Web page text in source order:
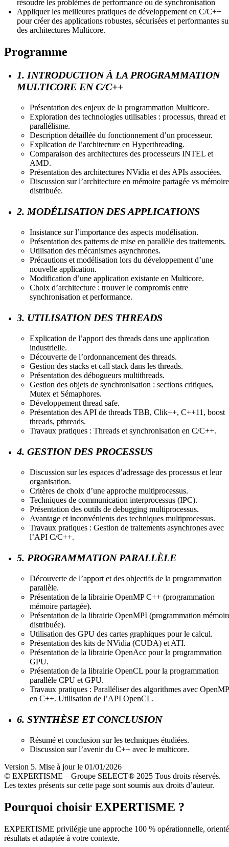
résoudre les problèmes de performance ou de synchronisation
Appliquer les meilleures pratiques de développement en C/C++
pour créer des applications robustes, sécurisées et performantes
des architectures Multicore.
Programme
1. INTRODUCTION À LA PROGRAMMATION
MULTICORE EN C/C++
Présentation des enjeux de la programmation Multicore.
Exploration des technologies utilisables : processus, thread et
parallélisme.
Description détaillée du fonctionnement d’un processeur.
Explication de l’architecture en Hyperthreading.
Comparaison des architectures des processeurs INTEL et
AMD.
Présentation des architectures NVidia et des APIs associées.
Discussion sur l’architecture en mémoire partagée vs mémoire
distribuée.
2. MODÉLISATION DES APPLICATIONS
Insistance sur l’importance des aspects modélisation.
Présentation des patterns de mise en parallèle des traitements.
Utilisation des mécanismes asynchrones.
Précautions et modélisation lors du développement d’une
nouvelle application.
Modification d’une application existante en Multicore.
Choix d’architecture : trouver le compromis entre
synchronisation et performance.
3. UTILISATION DES THREADS
Explication de l’apport des threads dans une application
industrielle.
Découverte de l’ordonnancement des threads.
Gestion des stacks et call stack dans les threads.
Présentation des débogueurs multithreads.
Gestion des objets de synchronisation : sections critiques,
Mutex et Sémaphores.
Développement thread safe.
Présentation des API de threads TBB, Clik++, C++11, boost
threads, pthreads.
Travaux pratiques : Threads et synchronisation en C/C++.
4. GESTION DES PROCESSUS
Discussion sur les espaces d’adressage des processus et leur
organisation.
Critères de choix d’une approche multiprocessus.
Techniques de communication interprocessus (IPC).
Présentation des outils de debugging multiprocessus.
Avantage et inconvénients des techniques multiprocessus.
Travaux pratiques : Gestion de traitements asynchrones avec
l’API C/C++.
5. PROGRAMMATION PARALLÈLE
Découverte de l’apport et des objectifs de la programmation
parallèle.
Présentation de la librairie OpenMP C++ (programmation
mémoire partagée).
Présentation de la librairie OpenMPI (programmation
distribuée).
Utilisation des GPU des cartes graphiques pour le calcul.
Présentation des kits de NVidia (CUDA) et ATI.
Présentation de la librairie OpenAcc pour la programmation
GPU.
Présentation de la librairie OpenCL pour la programmation
parallèle CPU et GPU.
Travaux pratiques : Paralléliser des algorithmes avec OpenMP
en C++. Utilisation de l’API OpenCL.
6. SYNTHÈSE ET CONCLUSION
Résumé et conclusion sur les techniques étudiées.
Discussion sur l’avenir du C++ avec le multicore.
Version 5. Mise à jour le 01/01/2026
© EXPERTISME – Groupe SELECT® 2025 Tous droits réservés.
Les textes présents sur cette page sont soumis aux droits d’auteur.
Pourquoi choisir EXPERTISME ?
EXPERTISME privilégie une approche 100 % opérationnelle,
résultats et adaptée à votre contexte.